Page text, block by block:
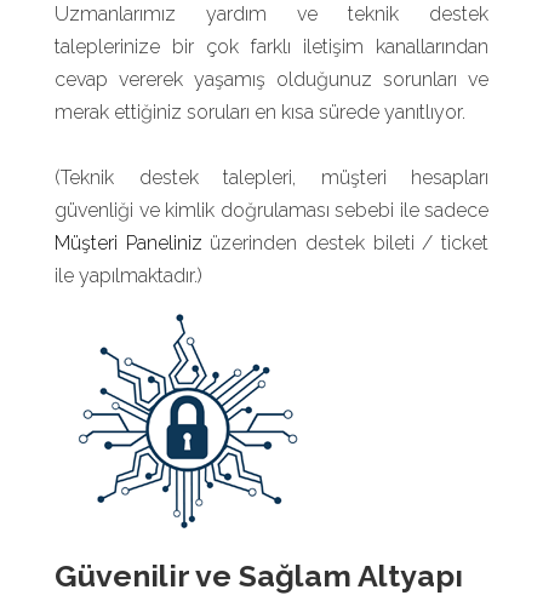
Uzmanlarımız yardım ve teknik destek
taleplerinize bir çok farklı iletişim kanallarından
cevap vererek yaşamış olduğunuz sorunları ve
merak ettiğiniz soruları en kısa sürede yanıtlıyor.
(Teknik destek talepleri, müşteri hesapları
güvenliği ve kimlik doğrulaması sebebi ile sadece
Müşteri Paneliniz üzerinden destek bileti / ticket
ile yapılmaktadır.)
Güvenilir ve Sağlam Altyapı